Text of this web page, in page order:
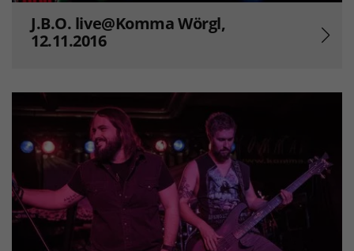
J.B.O. live@Komma Wörgl,
12.11.2016